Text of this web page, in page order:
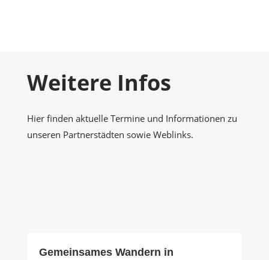
Weitere Infos
Hier finden aktuelle Termine und Informationen zu
unseren Partnerstädten sowie Weblinks.
Gemeinsames Wandern in